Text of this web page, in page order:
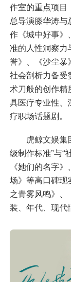
作室的重点项目
总导演滕华涛与
作《城中好事》
准的人性洞察力
誉》、《沙尘暴
社会剖析力备受
术刀般的创作精
具医疗专业性、
疗职场话题剧。
虎鲸文娱集
级制作标准”与“
《她们的名字
场》等高口碑现
之青雾风鸣》、
装、年代、现代